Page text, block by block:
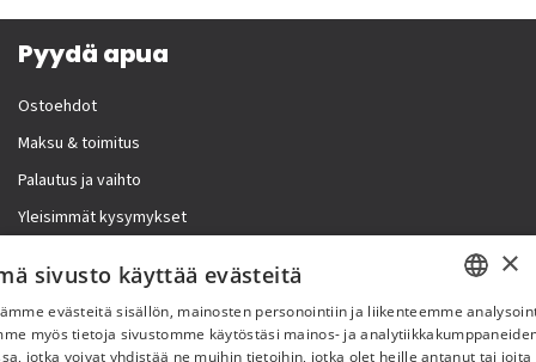
Pyydä apua
Ostoehdot
Maksu & toimitus
Palautus ja vaihto
Yleisimmät kysymykset
Lisää meistä
Yritystiedot
×
sivusto käyttää evästeitä
evästeitä sisällön, mainosten personointiin ja liikenteemme
myös tietoja sivustomme käytöstäsi mainos- ja
jotka voivat yhdistää ne muihin tietoihin, jotka olet heille antanut tai joita